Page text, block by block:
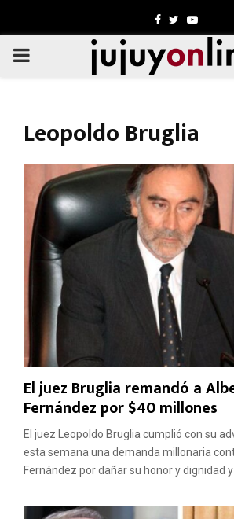
Facebook
TwitterYoutube
PRIMARY
Leopoldo Bruglia
El juez Bruglia remandó a
Fernández por $40 millones
El juez Leopoldo Bruglia cumplió con su
esta semana una demanda millonaria
Fernández por dañar su honor y dignidad y